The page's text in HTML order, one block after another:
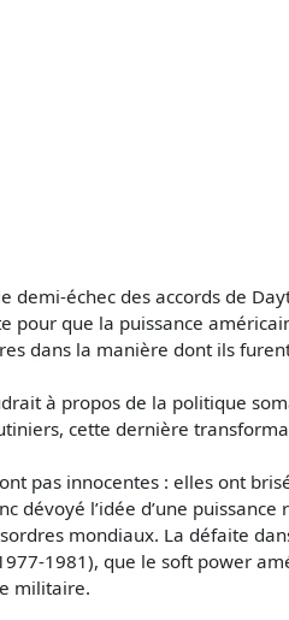
demi-échec des accords de
pour que la puissance
dans la manière dont ils
à propos de la politique
cette dernière
pas innocentes : elles ont
dévoyé l’idée d’une
mondiaux. La défaite
1981), que le soft power
militaire.